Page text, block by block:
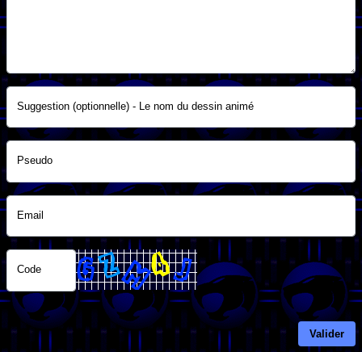
Suggestion (optionnelle) - Le nom du dessin animé
Pseudo
Email
Code
Valider